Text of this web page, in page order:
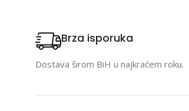
Brza isporuka
Dostava širom BiH u najkraćem roku.